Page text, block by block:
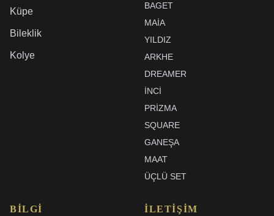
Küpe
Bileklik
Kolye
BAGET
MAIA
YILDIZ
ARKHE
DREAMER
İNCI
PRIZMA
SQUARE
GANEŞA
MAAT
ÜÇLÜ SET
BILGI İLETIŞIM